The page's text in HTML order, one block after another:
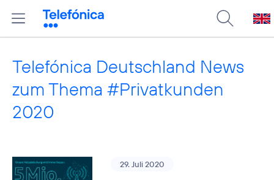
Telefónica Deutschland News
zum Thema #Privatkunden
2020
29. Juli 2020